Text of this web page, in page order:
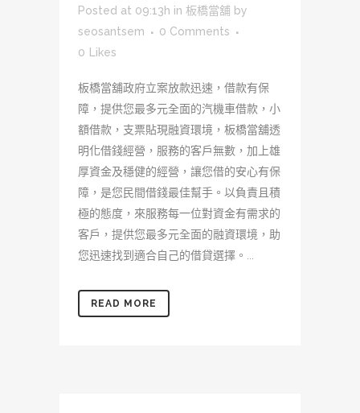
Posted at 09:13h in 板橋當舖 by
seosantsem
0 Comments
0 Likes
板橋當舖政府立案放款迅速，借款有保
障，提供您最多元全面的汽機車借款，小
額借款，支票貼現融資環境，板橋當舖透
明化借錢經營，服務的客戶無數，加上雄
厚資金及穩健的經營，讓您借的安心有保
障，是您民間借錢最佳幫手。以負責且積
極的態度，來服務每一位對資金有需求的
客戶，提供您最多元全面的融資環境，助
您迅速找到適合自己的借貸選擇。...
READ MORE